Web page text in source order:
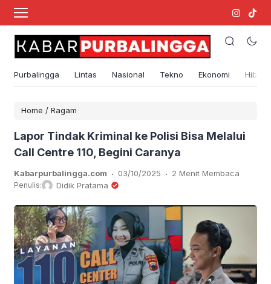
Purbalingga Lintas Nasional Tekno Ekonomi
Home / Ragam
Lapor Tindak Kriminal ke Polisi Bisa Melalui
Call Centre 110, Begini Caranya
Kabarpurbalingga.com . 03/10/2025 . 2 Menit Membaca
Penulis: Didik Pratama